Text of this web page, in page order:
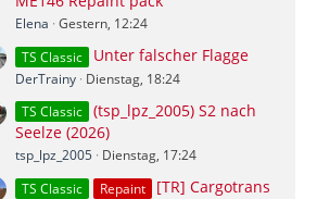
Elena Gestern, 12:24
TS Classic
Unter falscher Flagge
DerTrainy Dienstag, 18:24
TS Classic (tsp_lpz_2005) S2 nach
Seelze (2026)
tsp_lpz_2005
Dienstag, 17:24
TS Classic
Repaint
[TR] Cargotrans